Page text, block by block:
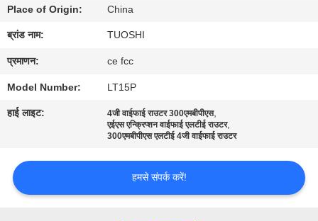
मामलों
एक
उद्धरण
की
करे
VR
Place of Origin: China
ब्रांड नाम: TUOSHI
प्रमाणन: ce fcc
Model Number: LT15P
हाई लाइट: 4जी वाईफाई राउटर 300एमबीपीएस,
एईएस एन्क्रिप्शन वाईफाई एलटीई राउटर,
300एमबीपीएस एलटीई 4जी वाईफाई राउटर
हमसे संपर्क करें!